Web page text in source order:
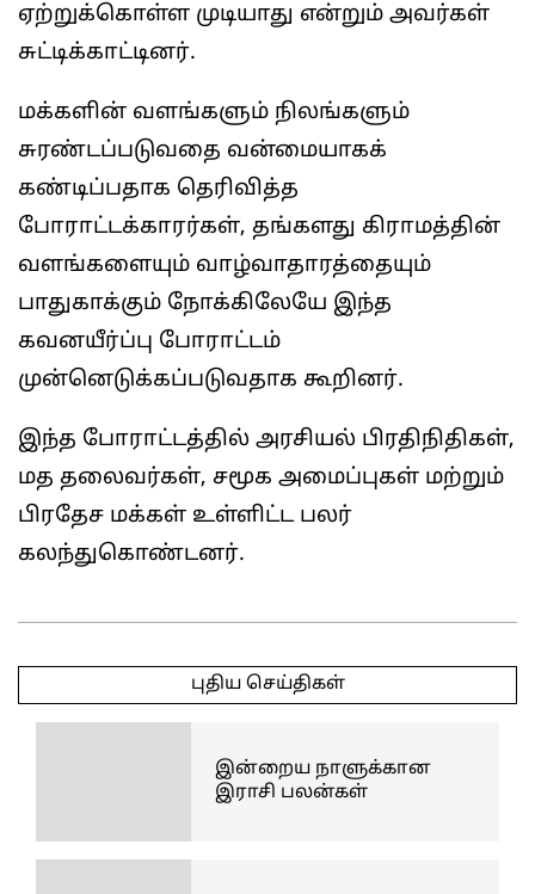
ஏற்றுக்கொள்ள முடியாது என்றும் அவர்கள்
சுட்டிக்காட்டினர்.
மக்களின் வளங்களும் நிலங்களும்
சுரண்டப்படுவதை வன்மையாகக்
கண்டிப்பதாக தெரிவித்த
போராட்டக்காரர்கள், தங்களது கிராமத்தின்
வளங்களையும் வாழ்வாதாரத்தையும்
பாதுகாக்கும் நோக்கிலேயே இந்த
கவனயீர்ப்பு போராட்டம்
முன்னெடுக்கப்படுவதாக கூறினர்.
இந்த போராட்டத்தில் அரசியல் பிரதிநிதிகள்,
மத தலைவர்கள், சமூக அமைப்புகள் மற்றும்
பிரதேச மக்கள் உள்ளிட்ட பலர்
கலந்துகொண்டனர்.
05-
புதிய செய்திகள்
இன்றைய நாளுக்கான
இராசி பலன்கள்